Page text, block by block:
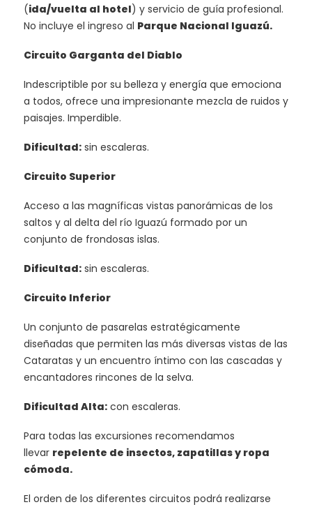
(ida/vuelta al hotel) y servicio de guía profesional.
No incluye el ingreso al Parque Nacional Iguazú.
Circuito Garganta del Diablo
Indescriptible por su belleza y energía que emociona
a todos, ofrece una impresionante mezcla de ruidos y
paisajes. Imperdible.
Dificultad: sin escaleras.
Circuito Superior
Acceso a las magníficas vistas panorámicas de los
saltos y al delta del río Iguazú formado por un
conjunto de frondosas islas.
Dificultad: sin escaleras.
Circuito Inferior
Un conjunto de pasarelas estratégicamente
diseñadas que permiten las más diversas vistas de las
Cataratas y un encuentro íntimo con las cascadas y
encantadores rincones de la selva.
Dificultad Alta: con escaleras.
Para todas las excursiones recomendamos
llevar repelente de insectos, zapatillas y ropa
cómoda.
El orden de los diferentes circuitos podrá realizarse